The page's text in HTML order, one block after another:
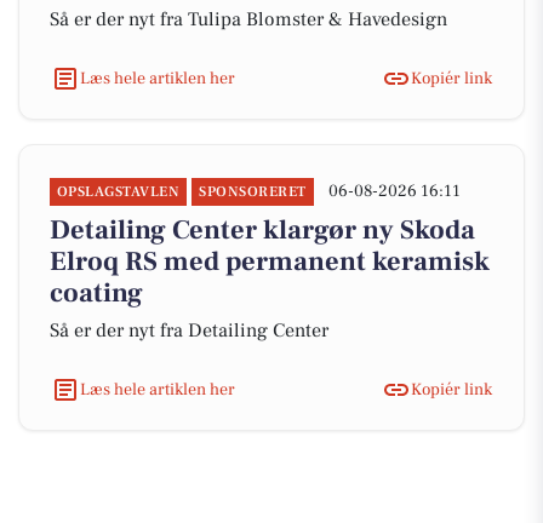
Så er der nyt fra Tulipa Blomster & Havedesign
Læs hele artiklen her Kopiér link
OPSLAGSTAVLEN SPONSORERET 06-08-2026 16:11
Detailing Center klargør ny Skoda
Elroq RS med permanent keramisk
coating
Så er der nyt fra Detailing Center
Læs hele artiklen her Kopiér link